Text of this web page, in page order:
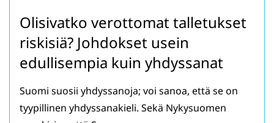
Olisivatko verottomat talletukset
riskisiä? Johdokset usein
edullisempia kuin yhdyssanat
Suomi suosii yhdyssanoja; voi sanoa, että se on
tyypillinen yhdyssanakieli. Sekä Nykysuomen